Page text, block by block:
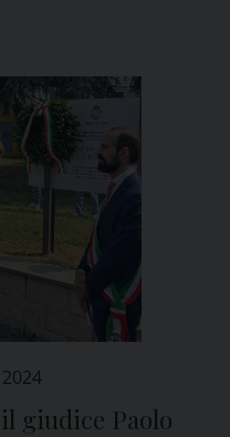
giudice Paolo